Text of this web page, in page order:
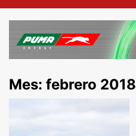
Mes: febrero 2018